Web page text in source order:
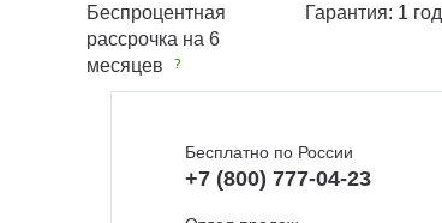
Беспроцентная
рассрочка на 6
месяцев
Гарантия: 1 год
Бесплатно по России
+7 (800) 777-04-23